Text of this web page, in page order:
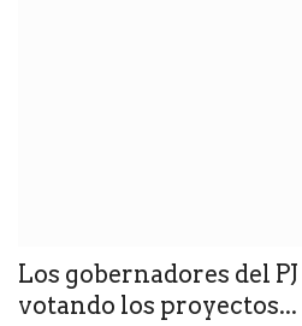
Los gobernadores del
votando los proyectos...